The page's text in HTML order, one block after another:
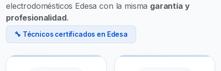
electrodomésticos Edesa con la misma garantía y
profesionalidad.
🔧 Técnicos certificados en Edesa